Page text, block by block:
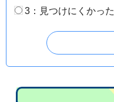
3：見つけにくかった